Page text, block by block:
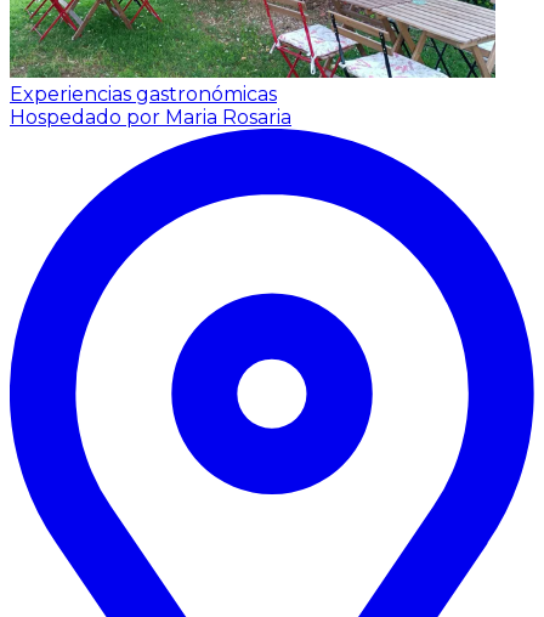
Experiencias gastronómicas
Hospedado por Maria Rosaria